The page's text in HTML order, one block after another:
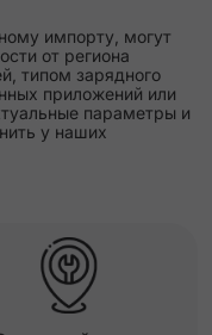
импорту, могут
от региона
типом зарядного
приложений или
параметры и
у наших